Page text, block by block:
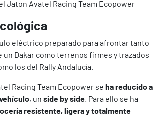
eléctrico preparado para afrontar tanto
un Dakar como terrenos firmes y trazados
los del Rally Andalucía.
Racing Team Ecopower se ha reducido a
, un side by side . Para ello se ha
resistente, ligera y totalmente